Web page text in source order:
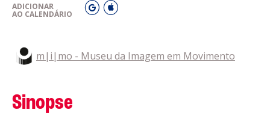
ADICIONAR
AO CALENDÁRIO
m|i|mo - Museu da Imagem em Movimento
Sinopse